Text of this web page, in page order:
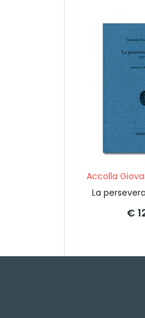
Accolla
La
€